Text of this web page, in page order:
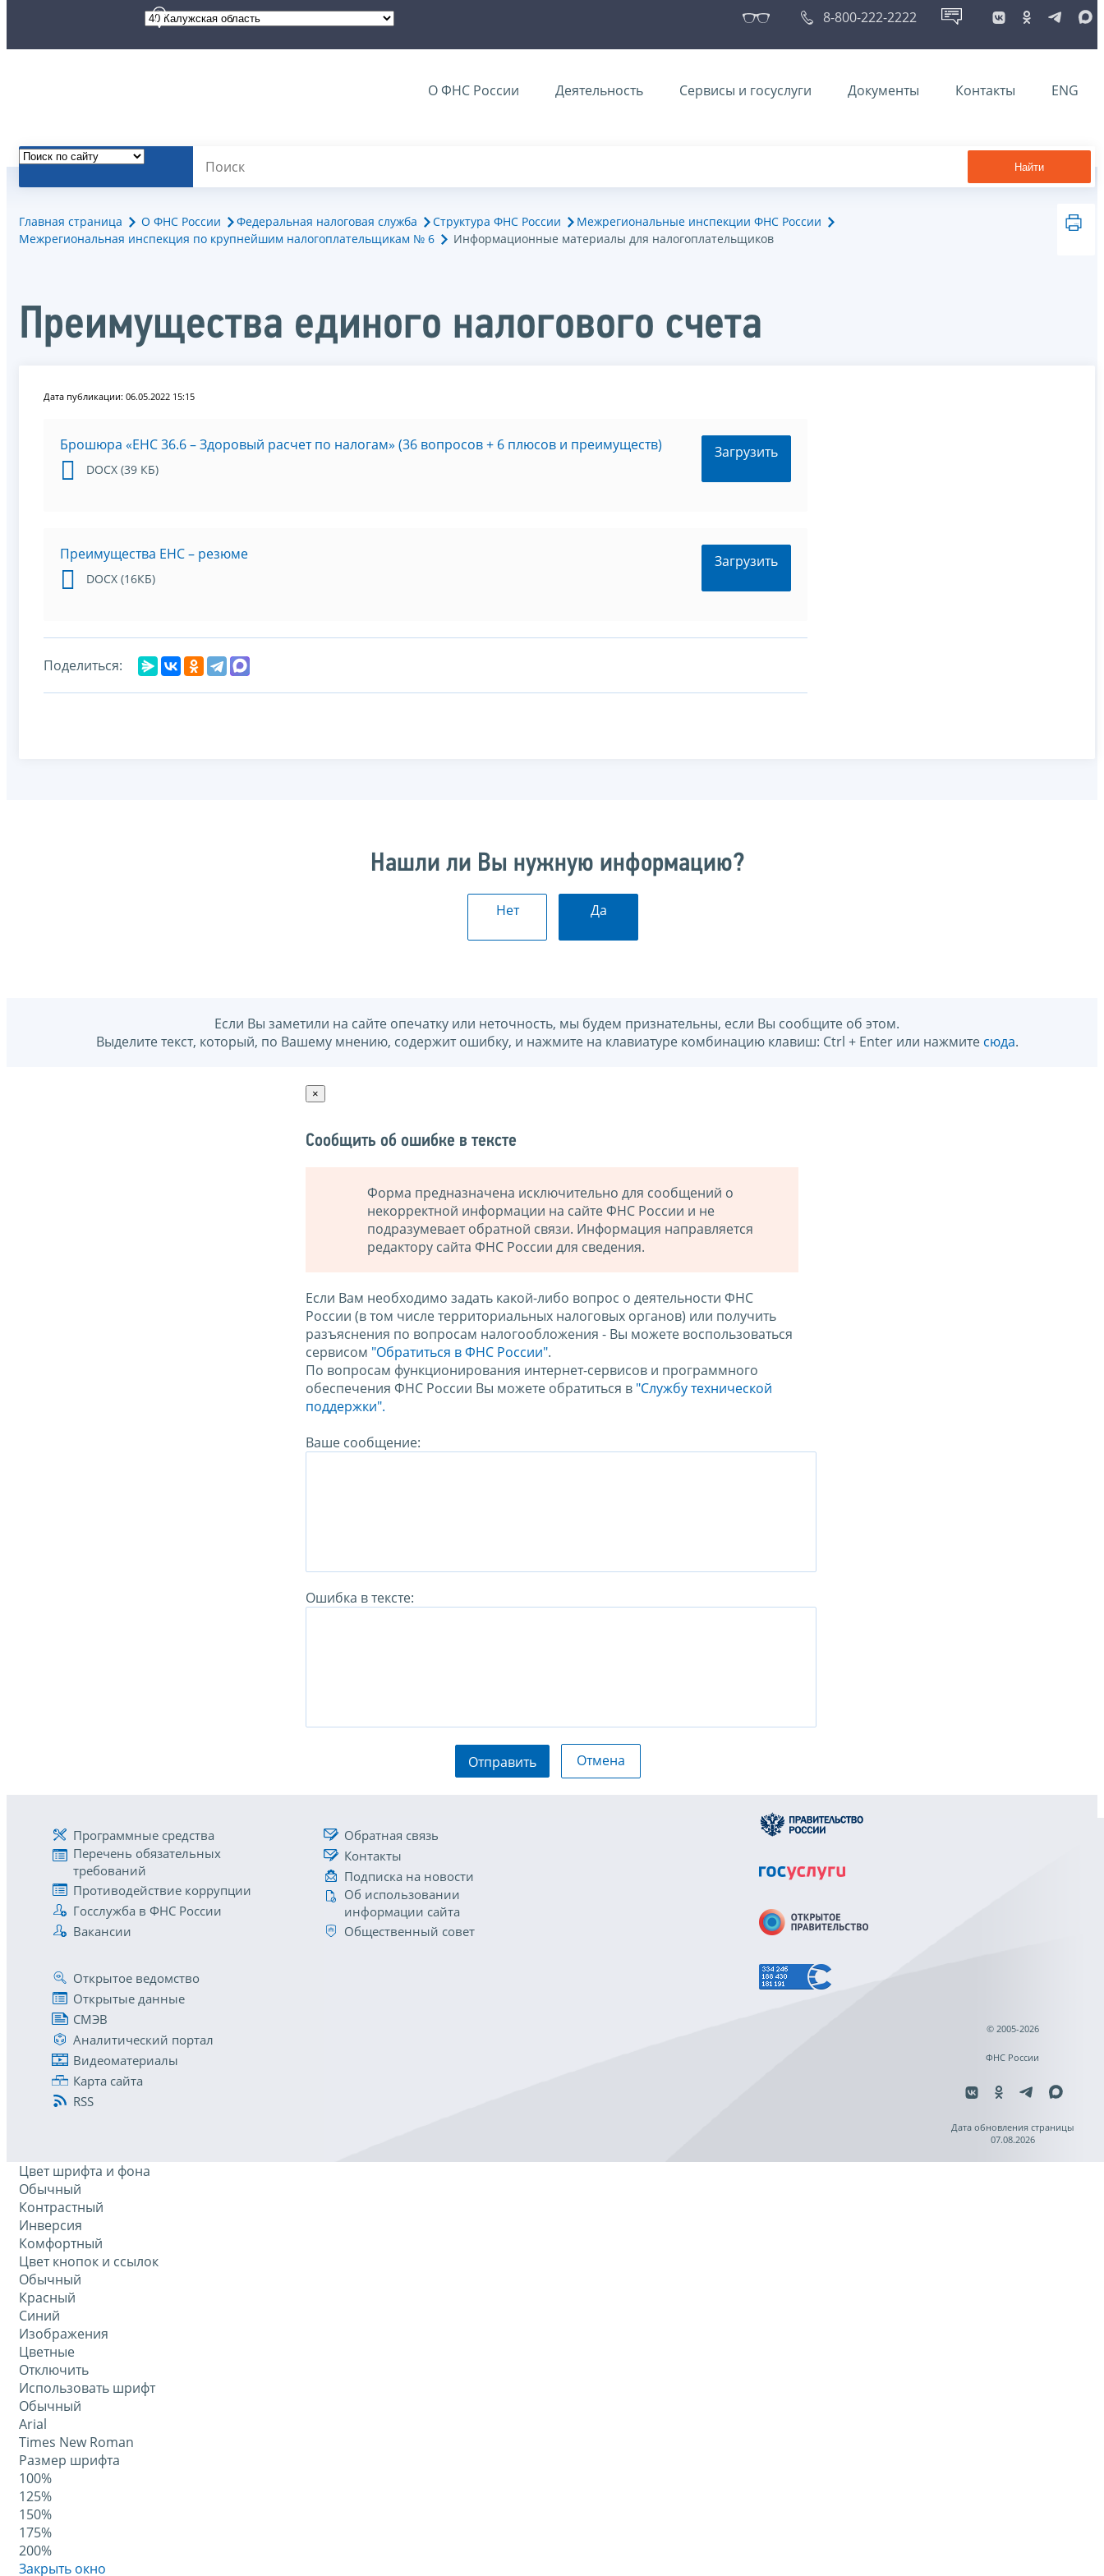
8-800-222-2222
О ФНС России Деятельность Сервисы и госуслуги Документы Контакты ENG
Найти
Главная страница О ФНС России Федеральная налоговая служба Структура ФНС России
Межрегиональные инспекции ФНС России
Межрегиональная инспекция по крупнейшим налогоплательщикам № 6
Информационные материалы для налогоплательщиков
Преимущества единого налогового счета
Дата публикации: 06.05.2022 15:15
Брошюра «ЕНС 36.6 – Здоровый расчет по налогам» (36 вопросов + 6 плюсов и преимуществ)
DOCX (39 КБ)
Загрузить
Преимущества ЕНС – резюме
DOCX (16КБ)
Загрузить
Поделиться:
Нашли ли Вы нужную информацию?
Нет Да
Если Вы заметили на сайте опечатку или неточность, мы будем признательны, если Вы сообщите об этом.
Выделите текст, который, по Вашему мнению, содержит ошибку, и нажмите на клавиатуре комбинацию клавиш: Ctrl + Enter или нажмите сюда.
×
Сообщить об ошибке в тексте
Форма предназначена исключительно для сообщений о
некорректной информации на сайте ФНС России и не
подразумевает обратной связи. Информация направляется
редактору сайта ФНС России для сведения.
Если Вам необходимо задать какой-либо вопрос о деятельности ФНС
России (в том числе территориальных налоговых органов) или получить
разъяснения по вопросам налогообложения - Вы можете воспользоваться
сервисом "Обратиться в ФНС России".
По вопросам функционирования интернет-сервисов и программного
обеспечения ФНС России Вы можете обратиться в "Службу технической
поддержки".
Ваше сообщение:
Ошибка в тексте:
Отправить Отмена
Программные средства
Перечень обязательных
требований
Противодействие коррупции
Госслужба в ФНС России
Вакансии
Обратная связь
Контакты
Подписка на новости
Об использовании
информации сайта
Общественный совет
Открытое ведомство
Открытые данные
СМЭВ
Аналитический портал
Видеоматериалы
Карта сайта
RSS
© 2005-2026
ФНС России
Дата обновления страницы
07.08.2026
Цвет шрифта и фона
Обычный
Контрастный
Инверсия
Комфортный
Цвет кнопок и ссылок
Обычный
Красный
Синий
Изображения
Цветные
Отключить
Использовать шрифт
Обычный
Arial
Times New Roman
Размер шрифта
100%
125%
150%
175%
200%
Закрыть окно